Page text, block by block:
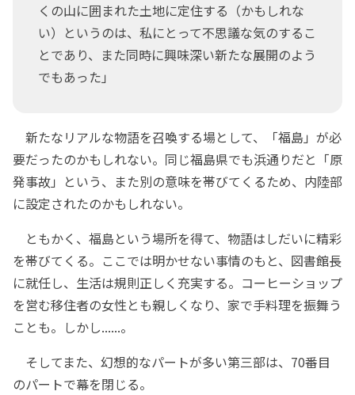
くの山に囲まれた土地に定住する（かもしれな
い）というのは、私にとって不思議な気のするこ
とであり、また同時に興味深い新たな展開のよう
でもあった」
新たなリアルな物語を召喚する場として、「福島」が必
要だったのかもしれない。同じ福島県でも浜通りだと「原
発事故」という、また別の意味を帯びてくるため、内陸部
に設定されたのかもしれない。
ともかく、福島という場所を得て、物語はしだいに精彩
を帯びてくる。ここでは明かせない事情のもと、図書館長
に就任し、生活は規則正しく充実する。コーヒーショップ
を営む移住者の女性とも親しくなり、家で手料理を振舞う
ことも。しかし......。
そしてまた、幻想的なパートが多い第三部は、70番目
のパートで幕を閉じる。